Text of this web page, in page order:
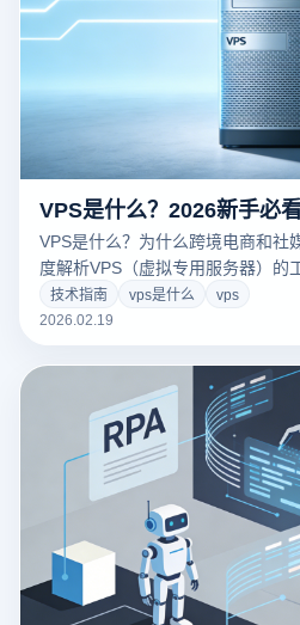
VPS是什么？为什么跨境电商和社
度解析VPS（虚拟专用服务器）的
传统VPS在多账号管理中的成本与
纹浏览器，教你如何以1/10的成本
技术指南 vps是什么
vps
2026.02.19